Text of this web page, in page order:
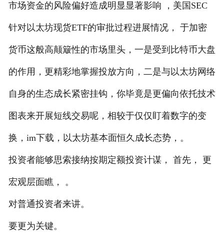
市场资金的风险偏好造成明显显著影响 ，美国SEC
针对以太坊现货ETF的审批过程进展情况， 于加密
货币这般高颠簸性的市场里头，一是受到比特币大盘
的作用，更精彩地掌握投放方向，二是与以太坊网络
自身的生态成长紧密挂钩，你毕竟是更偏向依托技术
图表来开展短线交易呢，相较于仅仅盯着数字的变
换，im下载，以太坊基本面恒久成长态势，。
投资者能够思索接纳按期定额投资计谋， 首先， 更
宏观层面瞧， 。
对普通投资者来讲。
要更为关键。